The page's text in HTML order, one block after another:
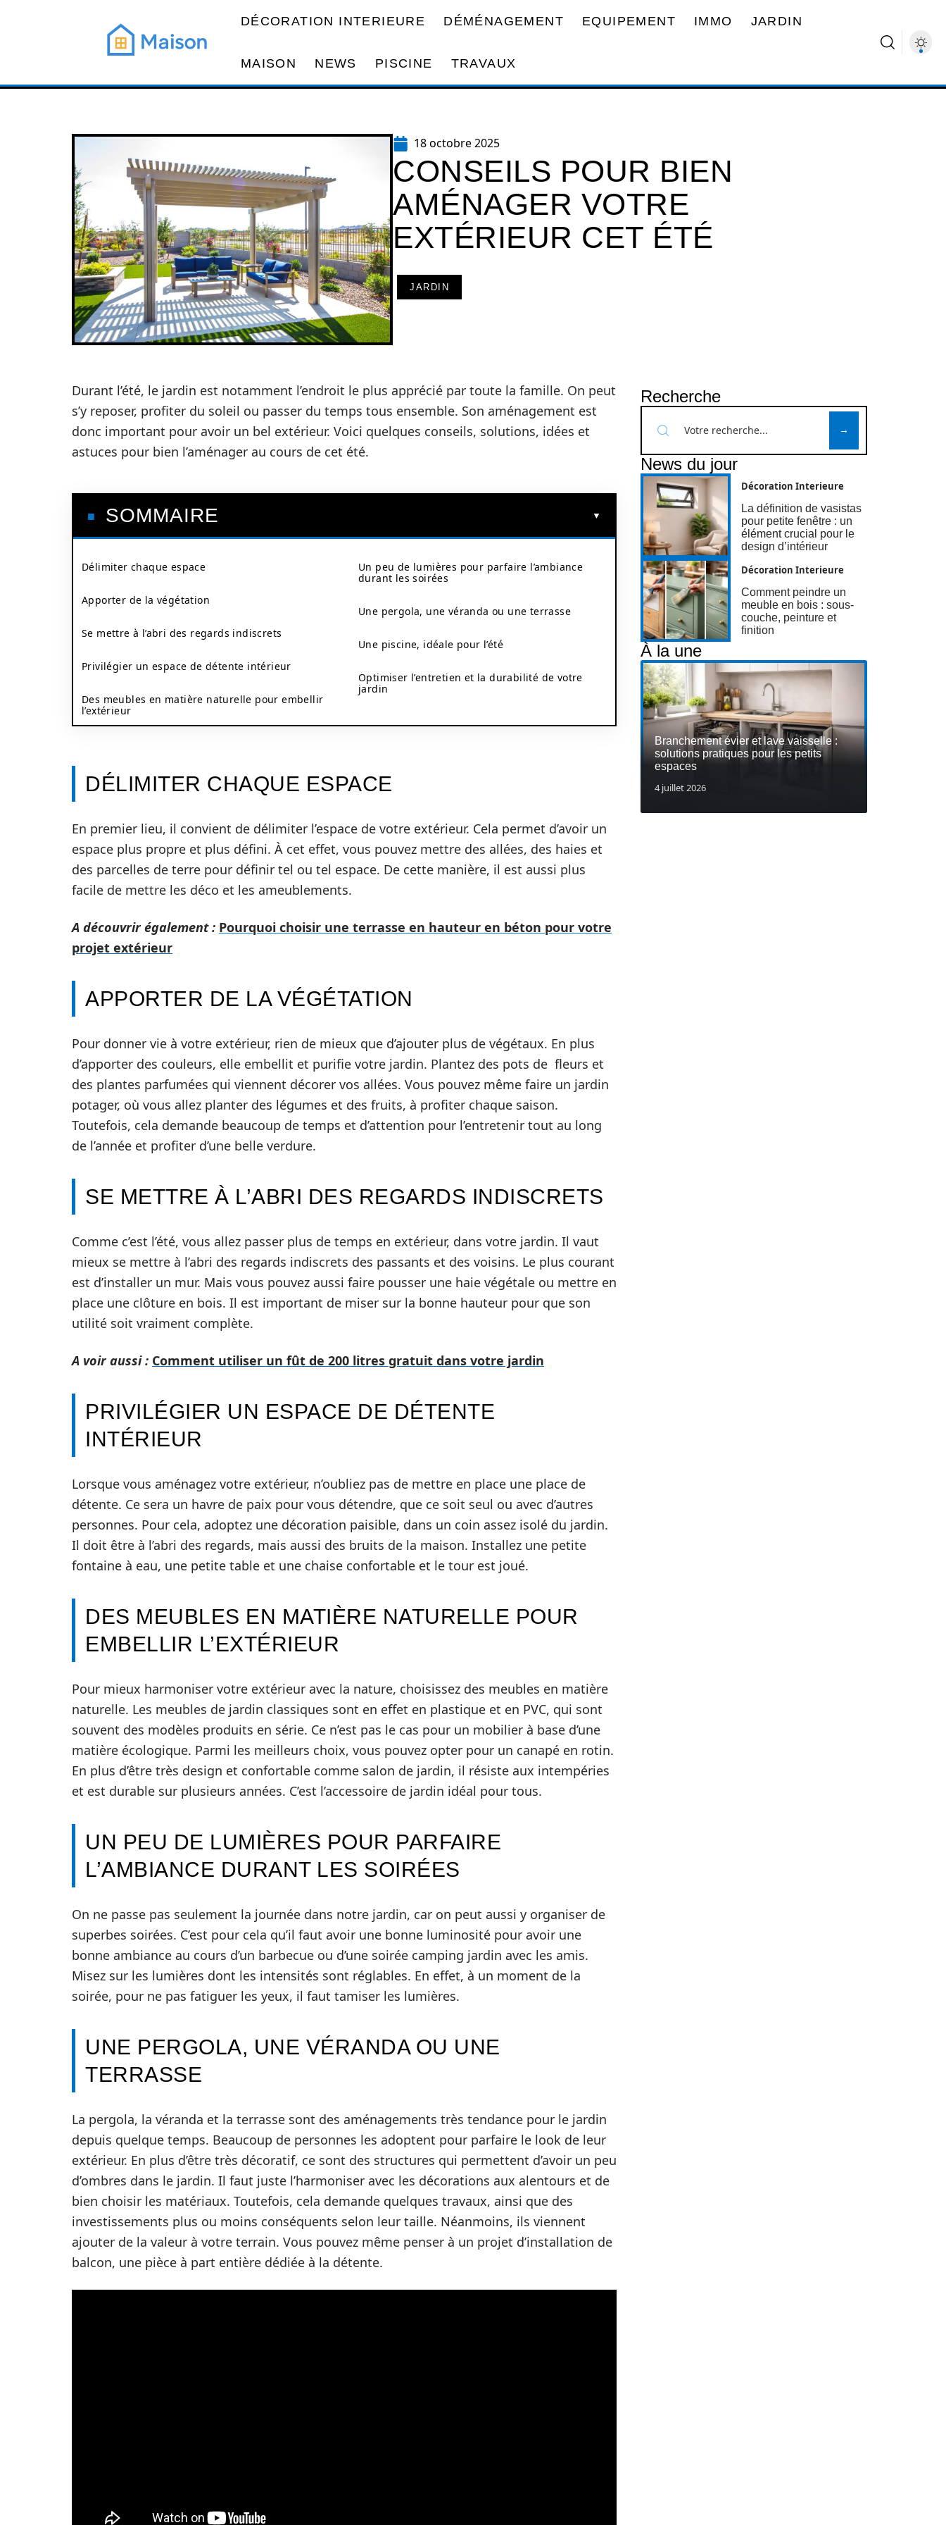
DÉCORATION INTERIEURE DÉMÉNAGEMENT EQUIPEMENT IMMO JARDIN
MAISON NEWS PISCINE TRAVAUX
18 octobre 2025
CONSEILS POUR BIEN
AMÉNAGER VOTRE
EXTÉRIEUR CET ÉTÉ
JARDIN
Durant l’été, le jardin est notamment l’endroit le plus apprécié par toute la famille. On peut
s’y reposer, profiter du soleil ou passer du temps tous ensemble. Son aménagement est
donc important pour avoir un bel extérieur. Voici quelques conseils, solutions, idées et
astuces pour bien l’aménager au cours de cet été.
SOMMAIRE
Délimiter chaque espace
Apporter de la végétation
Se mettre à l’abri des regards indiscrets
Privilégier un espace de détente intérieur
Des meubles en matière naturelle pour embellir
l’extérieur
Un peu de lumières pour parfaire l’ambiance
durant les soirées
Une pergola, une véranda ou une terrasse
Une piscine, idéale pour l’été
Optimiser l’entretien et la durabilité de votre
jardin
DÉLIMITER CHAQUE ESPACE
En premier lieu, il convient de délimiter l’espace de votre extérieur. Cela permet d’avoir un
espace plus propre et plus défini. À cet effet, vous pouvez mettre des allées, des haies et
des parcelles de terre pour définir tel ou tel espace. De cette manière, il est aussi plus
facile de mettre les déco et les ameublements.
A découvrir également : Pourquoi choisir une terrasse en hauteur en béton pour votre
projet extérieur
APPORTER DE LA VÉGÉTATION
Pour donner vie à votre extérieur, rien de mieux que d’ajouter plus de végétaux. En plus
d’apporter des couleurs, elle embellit et purifie votre jardin. Plantez des pots de fleurs et
des plantes parfumées qui viennent décorer vos allées. Vous pouvez même faire un jardin
potager, où vous allez planter des légumes et des fruits, à profiter chaque saison.
Toutefois, cela demande beaucoup de temps et d’attention pour l’entretenir tout au long
de l’année et profiter d’une belle verdure.
SE METTRE À L’ABRI DES REGARDS INDISCRETS
Comme c’est l’été, vous allez passer plus de temps en extérieur, dans votre jardin. Il vaut
mieux se mettre à l’abri des regards indiscrets des passants et des voisins. Le plus courant
est d’installer un mur. Mais vous pouvez aussi faire pousser une haie végétale ou mettre en
place une clôture en bois. Il est important de miser sur la bonne hauteur pour que son
utilité soit vraiment complète.
A voir aussi : Comment utiliser un fût de 200 litres gratuit dans votre jardin
PRIVILÉGIER UN ESPACE DE DÉTENTE
INTÉRIEUR
Lorsque vous aménagez votre extérieur, n’oubliez pas de mettre en place une place de
détente. Ce sera un havre de paix pour vous détendre, que ce soit seul ou avec d’autres
personnes. Pour cela, adoptez une décoration paisible, dans un coin assez isolé du jardin.
Il doit être à l’abri des regards, mais aussi des bruits de la maison. Installez une petite
fontaine à eau, une petite table et une chaise confortable et le tour est joué.
DES MEUBLES EN MATIÈRE NATURELLE POUR
EMBELLIR L’EXTÉRIEUR
Pour mieux harmoniser votre extérieur avec la nature, choisissez des meubles en matière
naturelle. Les meubles de jardin classiques sont en effet en plastique et en PVC, qui sont
souvent des modèles produits en série. Ce n’est pas le cas pour un mobilier à base d’une
matière écologique. Parmi les meilleurs choix, vous pouvez opter pour un canapé en rotin.
En plus d’être très design et confortable comme salon de jardin, il résiste aux intempéries
et est durable sur plusieurs années. C’est l’accessoire de jardin idéal pour tous.
UN PEU DE LUMIÈRES POUR PARFAIRE
L’AMBIANCE DURANT LES SOIRÉES
On ne passe pas seulement la journée dans notre jardin, car on peut aussi y organiser de
superbes soirées. C’est pour cela qu’il faut avoir une bonne luminosité pour avoir une
bonne ambiance au cours d’un barbecue ou d’une soirée camping jardin avec les amis.
Misez sur les lumières dont les intensités sont réglables. En effet, à un moment de la
soirée, pour ne pas fatiguer les yeux, il faut tamiser les lumières.
UNE PERGOLA, UNE VÉRANDA OU UNE
TERRASSE
La pergola, la véranda et la terrasse sont des aménagements très tendance pour le jardin
depuis quelque temps. Beaucoup de personnes les adoptent pour parfaire le look de leur
extérieur. En plus d’être très décoratif, ce sont des structures qui permettent d’avoir un peu
d’ombres dans le jardin. Il faut juste l’harmoniser avec les décorations aux alentours et de
bien choisir les matériaux. Toutefois, cela demande quelques travaux, ainsi que des
investissements plus ou moins conséquents selon leur taille. Néanmoins, ils viennent
ajouter de la valeur à votre terrain. Vous pouvez même penser à un projet d’installation de
balcon, une pièce à part entière dédiée à la détente.
Recherche
News du jour
Décoration Interieure
La définition de vasistas
pour petite fenêtre : un
élément crucial pour le
design d’intérieur
Décoration Interieure
Comment peindre un
meuble en bois : sous-
couche, peinture et
finition
À la une
Branchement évier et lave vaisselle :
solutions pratiques pour les petits
espaces
4 juillet 2026